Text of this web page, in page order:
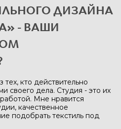
ДИЗАЙНА
- ВАШИ
кто действительно
своего дела. Студия - это их
Мне нравится
качественное
подобрать текстиль под